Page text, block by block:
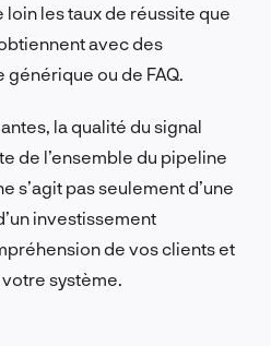
loin les taux de réussite que
avec des
ou de FAQ.
la qualité du signal
de l’ensemble du pipeline
s’agit pas seulement d’une
investissement
de vos clients et
système.